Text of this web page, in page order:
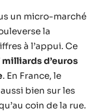
un micro-marché
la
à l’appui. Ce
milliards d’euros
. En France, le
bien sur les
coin de la rue.